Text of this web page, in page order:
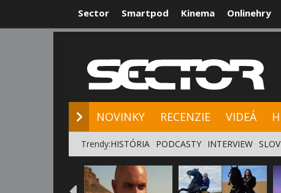
Sector Smartpod Kinema Onlinehry
NOVINKY RECENZIE VIDEÁ
Trendy:HISTÓRIA PODCASTY INTERVIEW